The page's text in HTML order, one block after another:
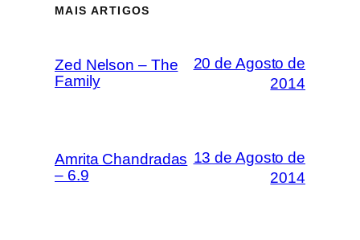
MAIS ARTIGOS
Zed Nelson – The
Family
20 de Agosto de
2014
Amrita Chandradas
– 6.9
13 de Agosto de
2014